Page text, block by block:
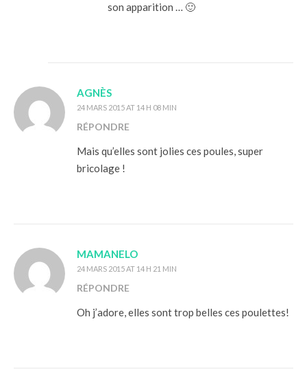
son apparition … 🙂
AGNÈS
24 MARS 2015 AT 14 H 08 MIN
RÉPONDRE
Mais qu’elles sont jolies ces poules, super
bricolage !
MAMANELO
24 MARS 2015 AT 14 H 21 MIN
RÉPONDRE
Oh j’adore, elles sont trop belles ces poulettes!